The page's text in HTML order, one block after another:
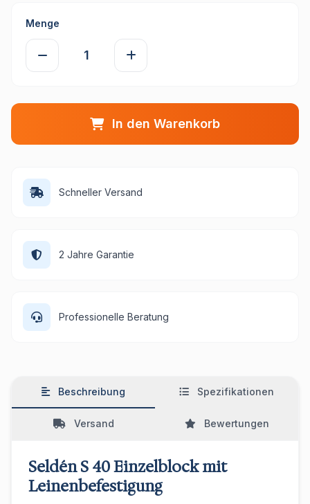
Menge
In den Warenkorb
Schneller Versand
2 Jahre Garantie
Professionelle Beratung
Beschreibung Spezifikationen
Versand Bewertungen
Seldén S 40 Einzelblock mit
Leinenbefestigung